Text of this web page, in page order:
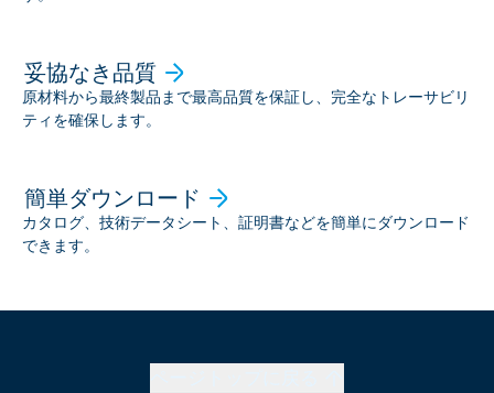
妥協なき品質
原材料から最終製品まで最高品質を保証し、完全なトレーサビリ
ティを確保します。
簡単ダウンロード
カタログ、技術データシート、証明書などを簡単にダウンロード
できます。